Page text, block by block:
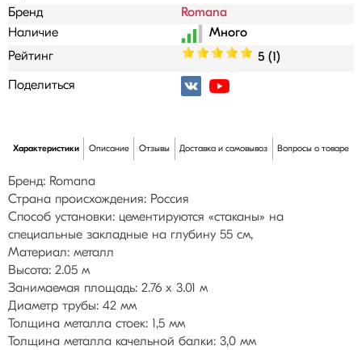
Бренд
Romana
Наличие
Рейтинг
5 (1)
Поделиться
Характеристики Описание Отзывы Доставка и самовывоз Вопросы о товаре
Бренд: Romana
Страна происхождения: Россия
Способ установки: цементируются «стаканы» на
специальные закладные на глубину 55 см,
Материал: металл
Высота: 2.05 м
Занимаемая площадь: 2.76 х 3.01 м
Диаметр трубы: 42 мм
Толщина металла стоек: 1,5 мм
Толщина металла качельной балки: 3,0 мм